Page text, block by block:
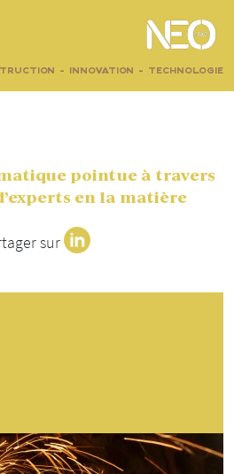
- INNOVATION - TECHNOLOGIE
pointue à travers
en la matière
sur